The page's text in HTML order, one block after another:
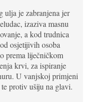
ulja je zabranjena jer
izaziva masnu
a kod trudnica
osjetijivih osoba
prema liječničkom
krvi, za ispiranje
U vanjskoj primjeni
protiv ušiju na glavi.